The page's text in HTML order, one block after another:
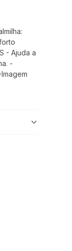
- Ajuda a
-